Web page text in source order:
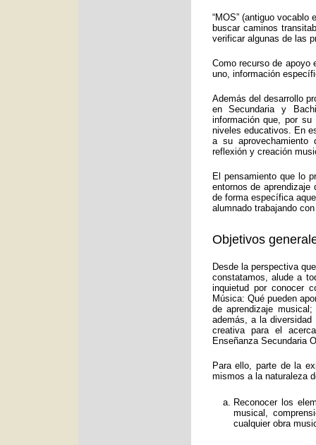
“MOS” (antiguo
buscar caminos
verificar algunas de las
Como recurso de
uno, información
Además del desarrollo
en Secundaria y
información que, por
niveles educativos. En
a su aprovechamiento
reflexión y creación
El pensamiento que lo
entornos de aprendizaje
de forma específica
alumnado trabajando
Objetivos
Desde la perspectiva
constatamos, alude a
inquietud por conocer
Música: Qué pueden
de aprendizaje
además, a la
creativa para el
Enseñanza Secundaria
Para ello, parte de la
mismos a la naturaleza
Reconocer los
musical,
cualquier obra